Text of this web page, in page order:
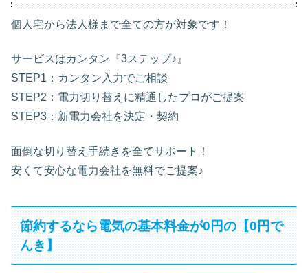
個人宅から法人様まで全ての方が対象です！
サービスはカンタン『3ステップ♪』
STEP1：カンタン入力でご相談
STEP2：電力切り替えに精通したプロがご提案
STEP3：新電力会社を決定・契約
面倒な切り替え手続きを全てサポート！
安くて安心な電力会社を無料でご提案♪
節約するなら電気の基本料金が0円の【0円で
んき】